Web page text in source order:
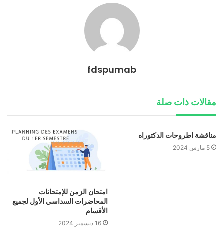
fdspumab
مقالات ذات صلة
مناقشة اطروحات الدكتوراه
5 مارس 2024
امتحان الزمن للإمتحانات
المحاضرات السداسي الأول لجميع
الأقسام
16 ديسمبر 2024